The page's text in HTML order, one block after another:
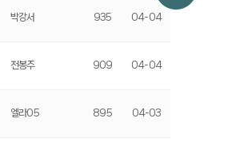
박강서 935 04-04
전봉주 909 04-04
엘라05 895 04-03